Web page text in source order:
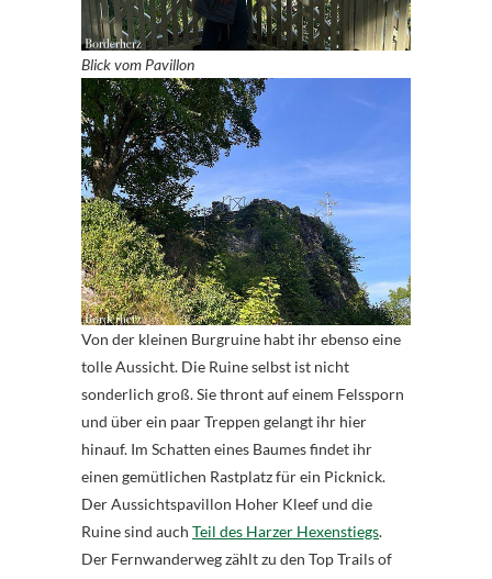
Blick vom Pavillon
Von der kleinen Burgruine habt ihr ebenso eine
tolle Aussicht. Die Ruine selbst ist nicht
sonderlich groß. Sie thront auf einem Felssporn
und über ein paar Treppen gelangt ihr hier
hinauf. Im Schatten eines Baumes findet ihr
einen gemütlichen Rastplatz für ein Picknick.
Der Aussichtspavillon Hoher Kleef und die
Ruine sind auch Teil des Harzer Hexenstiegs.
Der Fernwanderweg zählt zu den Top Trails of